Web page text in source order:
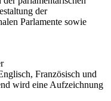
der
Parlamente sowie
Französisch und
wird eine Aufzeichnung